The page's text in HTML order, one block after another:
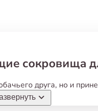
сокровища
друга, но и
инстинкты вашего